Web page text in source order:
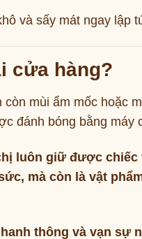
và sấy mát ngay lập
cửa hàng?
mùi ẩm mốc hoặc
đánh bóng bằng máy
luôn giữ được
mà còn là vật
thông và vạn sự